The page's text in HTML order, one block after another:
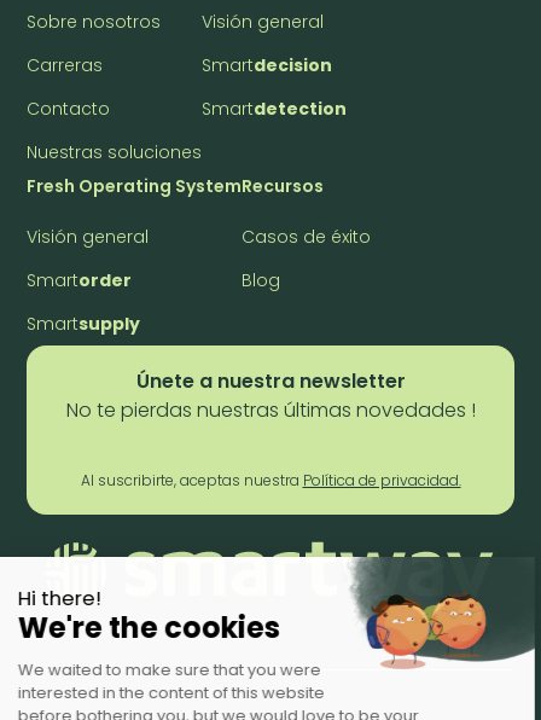
Sobre nosotros
Carreras
Contacto
Nuestras soluciones
Visión general
Smartdecision
Smartdetection
Fresh Operating System
Visión general
Smartorder
Smartsupply
Recursos
Casos de éxito
Blog
Únete a nuestra newsletter
No te pierdas nuestras últimas novedades !
Al suscribirte, aceptas nuestra Política de privacidad.